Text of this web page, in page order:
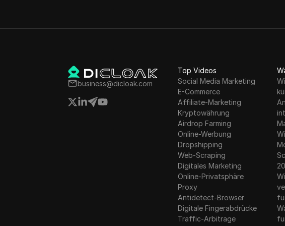
business@dicloak.com
Top Videos
Social Media Marketing
E-Commerce
Affiliate-Marketing
Kryptowährung
Airdrop Farming
Online-Werbung
Dropshipping
Web-Scraping
Digitales Marketing
Online-Privatsphäre
Proxy
Antidetect-Browser
Digitale Fingerabdrücke
Traffic-Arbitrage